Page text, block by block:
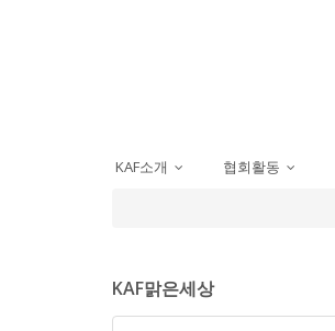
KAF소개 협회활동
KAF맑은세상